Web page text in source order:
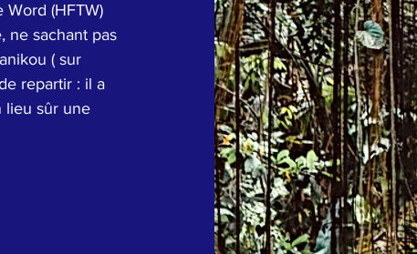
(HFTW)
ne sachant pas
( sur
repartir : il a
lieu sûr une